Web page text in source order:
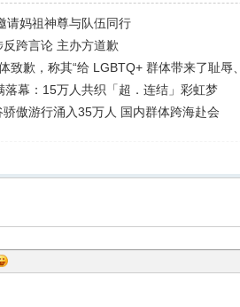
请妈祖神尊与队伍同行
跨言论 主办方道歉
致歉，称其“给 LGBTQ+ 群体带来了耻辱
幕：15万人共织「超．连结」彩虹梦
傲游行涌入35万人 国内群体跨海赴会